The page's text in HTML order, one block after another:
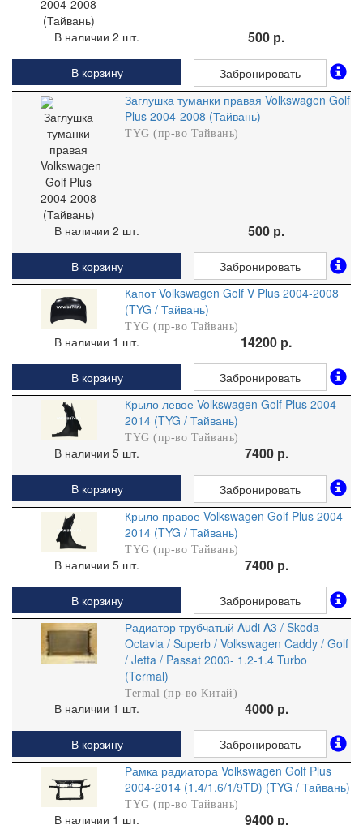
В наличии 2 шт. 500 р.
В корзину
Забронировать
Заглушка туманки правая Volkswagen Golf
Plus 2004-2008 (Тайвань)
TYG (пр-во Тайвань)
В наличии 2 шт. 500 р.
В корзину
Забронировать
Капот Volkswagen Golf V Plus 2004-2008
(TYG / Тайвань)
TYG (пр-во Тайвань)
В наличии 1 шт. 14200 р.
В корзину
Забронировать
Крыло левое Volkswagen Golf Plus 2004-
2014 (TYG / Тайвань)
TYG (пр-во Тайвань)
В наличии 5 шт. 7400 р.
В корзину
Забронировать
Крыло правое Volkswagen Golf Plus 2004-
2014 (TYG / Тайвань)
TYG (пр-во Тайвань)
В наличии 5 шт. 7400 р.
В корзину
Забронировать
Радиатор трубчатый Audi A3 / Skoda
Octavia / Superb / Volkswagen Caddy / Golf
/ Jetta / Passat 2003- 1.2-1.4 Turbo
(Termal)
Termal (пр-во Китай)
В наличии 1 шт. 4000 р.
В корзину
Забронировать
Рамка радиатора Volkswagen Golf Plus
2004-2014 (1.4/1.6/1/9TD) (TYG / Тайвань)
TYG (пр-во Тайвань)
В наличии 1 шт. 9400 р.